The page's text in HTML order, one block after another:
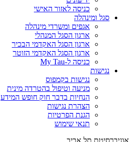
כניסה לאזור האישי
סגל ומינהלה
אגפים ומשרדי מינהלה
ארגון הסגל המנהלי
ארגון הסגל האקדמי הבכיר
ארגון הסגל האקדמי הזוטר
כניסה ל-My Tau
נגישות
נגישות בקמפוס
מניעה וטיפול בהטרדה מינית
הנחיות בדבר חוק חופש המידע
הצהרת נגישות
הגנת הפרטיות
תנאי שימוש
אוניברסיטת תל אביב